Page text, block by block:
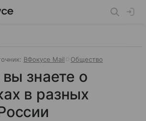
ВФокусе Mail Общество
вы знаете о
в разных